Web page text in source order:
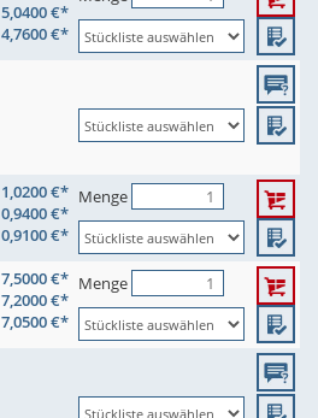
5,0400 €*
4,7600 €*
1,0200 €*
0,9400 €*
0,9100 €*
Menge
7,5000 €*
7,2000 €*
7,0500 €*
Menge